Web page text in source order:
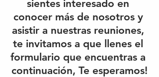
sientes interesado en
conocer más de nosotros y
asistir a nuestras reuniones,
te invitamos a que llenes el
formulario que encuentras a
continuación, Te esperamos!